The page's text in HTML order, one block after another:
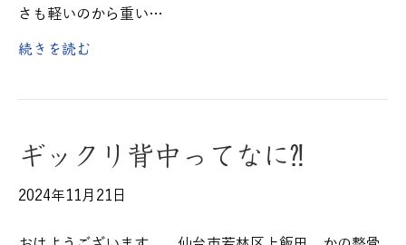
さも軽いのから重い…
続きを読む
ギックリ背中ってなに⁈
2024年11月21日